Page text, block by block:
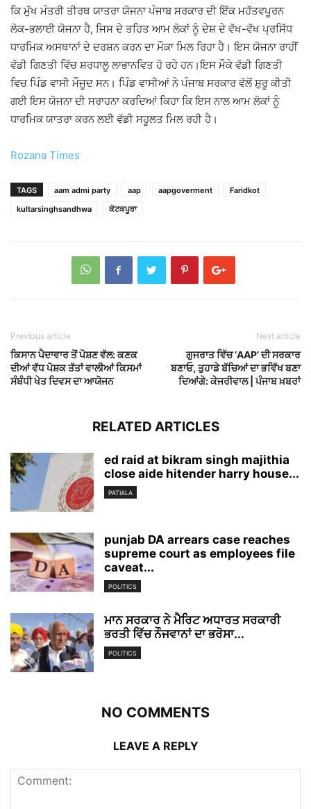
ਕਿ ਮੁੱਖ ਮੰਤਰੀ ਤੀਰਥ ਯਾਤਰਾ ਯੋਜਨਾ ਪੰਜਾਬ ਸਰਕਾਰ ਦੀ ਇੱਕ ਮਹੱਤਵਪੂਰਨ
ਲੋਕ-ਭਲਾਈ ਯੋਜਨਾ ਹੈ, ਜਿਸ ਦੇ ਤਹਿਤ ਆਮ ਲੋਕਾਂ ਨੂੰ ਦੇਸ਼ ਦੇ ਵੱਖ-ਵੱਖ ਪ੍ਰਸਿੱਧ
ਧਾਰਮਿਕ ਅਸਥਾਨਾਂ ਦੇ ਦਰਸ਼ਨ ਕਰਨ ਦਾ ਮੌਕਾ ਮਿਲ ਰਿਹਾ ਹੈ। ਇਸ ਯੋਜਨਾ ਰਾਹੀਂ
ਵੱਡੀ ਗਿਣਤੀ ਵਿੱਚ ਸ਼ਰਧਾਲੂ ਲਾਭਾਨਵਿਤ ਹੋ ਰਹੇ ਹਨ।ਇਸ ਮੌਕੇ ਵੱਡੀ ਗਿਣਤੀ
ਵਿਚ ਪਿੰਡ ਵਾਸੀ ਮੌਜੂਦ ਸਨ। ਪਿੰਡ ਵਾਸੀਆਂ ਨੇ ਪੰਜਾਬ ਸਰਕਾਰ ਵੱਲੋਂ ਸ਼ੁਰੂ ਕੀਤੀ
ਗਈ ਇਸ ਯੋਜਨਾ ਦੀ ਸਰਾਹਨਾ ਕਰਦਿਆਂ ਕਿਹਾ ਕਿ ਇਸ ਨਾਲ ਆਮ ਲੋਕਾਂ ਨੂੰ
ਧਾਰਮਿਕ ਯਾਤਰਾ ਕਰਨ ਲਈ ਵੱਡੀ ਸਹੂਲਤ ਮਿਲ ਰਹੀ ਹੈ।
Rozana Times
TAGS aam admi party aap aapgoverment
Faridkot
kultarsinghsandhwa
ਕੋਟਕਪੂਰਾ
Previous article
ਕਿਸਾਨ ਪੈਦਾਵਾਰ ਤੋਂ ਪੋਸ਼ਣ ਵੱਲ: ਕਣਕ
ਦੀਆਂ ਵੱਧ ਪੋਸ਼ਕ ਤੱਤਾਂ ਵਾਲੀਆਂ ਕਿਸਮਾਂ
ਸੰਬੰਧੀ ਖੇਤ ਦਿਵਸ ਦਾ ਆਯੋਜਨ
Next article
ਗੁਜਰਾਤ ਵਿੱਚ ‘AAP’ ਦੀ ਸਰਕਾਰ
ਬਣਾਓ, ਤੁਹਾਡੇ ਬੱਚਿਆਂ ਦਾ ਭਵਿੱਖ ਬਣਾ
ਦਿਆਂਗੇ: ਕੇਜਰੀਵਾਲ | ਪੰਜਾਬ ਖ਼ਬਰਾਂ
RELATED ARTICLES
ed raid at bikram singh majithia
close aide hitender harry house...
PATIALA
punjab DA arrears case reaches
supreme court as employees file
caveat...
POLITICS
ਮਾਨ ਸਰਕਾਰ ਨੇ ਮੈਰਿਟ ਅਧਾਰਤ ਸਰਕਾਰੀ
ਭਰਤੀ ਵਿੱਚ ਨੌਜਵਾਨਾਂ ਦਾ ਭਰੋਸਾ...
POLITICS
NO COMMENTS
LEAVE A REPLY